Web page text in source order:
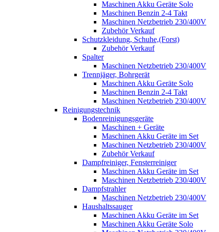
Maschinen Akku Geräte Solo
Maschinen Benzin 2-4 Takt
Maschinen Netzbetrieb 230/400V
Zubehör Verkauf
Schutzkleidung, Schuhe,(Forst)
Zubehör Verkauf
Spalter
Maschinen Netzbetrieb 230/400V
Trennjäger, Bohrgerät
Maschinen Akku Geräte Solo
Maschinen Benzin 2-4 Takt
Maschinen Netzbetrieb 230/400V
Reinigungstechnik
Bodenreinigungsgeräte
Maschinen + Geräte
Maschinen Akku Geräte im Set
Maschinen Netzbetrieb 230/400V
Zubehör Verkauf
Dampfreiniger, Fensterreiniger
Maschinen Akku Geräte im Set
Maschinen Netzbetrieb 230/400V
Dampfstrahler
Maschinen Netzbetrieb 230/400V
Haushaltssauger
Maschinen Akku Geräte im Set
Maschinen Akku Geräte Solo